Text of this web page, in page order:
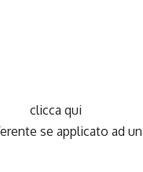
clicca qui
se applicato ad